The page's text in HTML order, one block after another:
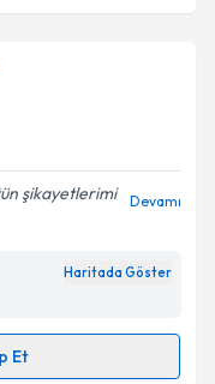
talebi
almanız için bir
bilgilendireceğiz.
ilişkin
Aydınlatma
belirtilen
ediyorum.
şikayetlerimi
Devamı
Haritada Göster
Et